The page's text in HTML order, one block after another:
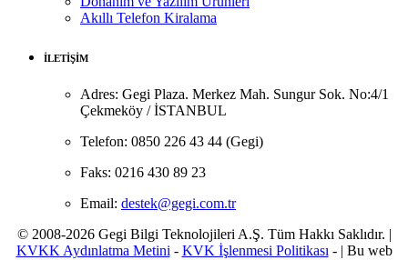
Akıllı Telefon Kiralama
İLETİŞİM
Adres: Gegi Plaza. Merkez Mah. Sungur Sok. No:4/1
Çekmeköy / İSTANBUL
Telefon: 0850 226 43 44 (Gegi)
Faks: 0216 430 89 23
Email: destek@gegi.com.tr
© 2008-2026 Gegi Bilgi Teknolojileri A.Ş. Tüm Hakkı Saklıdır. |
KVKK Aydınlatma Metini - KVK İşlenmesi Politikası - | Bu web